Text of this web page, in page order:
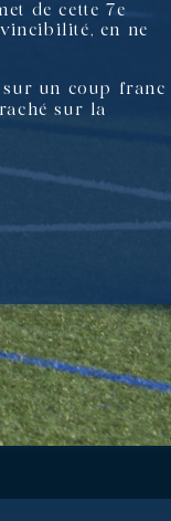
de cette 7e
en ne
sur un coup franc
sur la